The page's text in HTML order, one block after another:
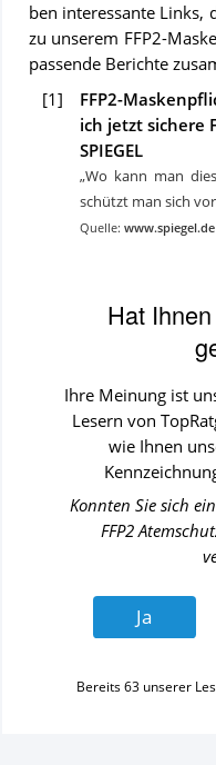
ben in­ter­es­san­te Links,
zu un­se­rem FFP2-
pas­sen­de Be­rich­te
[1]
FFP2-
ich jetzt sichere
SPIEGEL
Wo kann man
schützt man sich
Quelle:www.spiegel.de
Hat
Ihre Meinung ist
Lesern von
wie Ihnen
Konnten Sie sich
FFP2
Ja
Bereits 63unserer